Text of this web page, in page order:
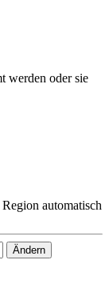
werden oder sie
automatisch
Ändern